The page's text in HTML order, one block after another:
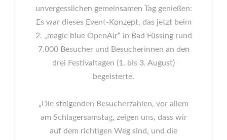
unvergesslichen gemeinsamen Tag genießen:
Es war dieses Event-Konzept, das jetzt beim
2. „magic blue OpenAir“ in Bad Füssing rund
7.000 Besucher und Besucherinnen an den
drei Festivaltagen (1. bis 3. August)
begeisterte.
„Die steigenden Besucherzahlen, vor allem
am Schlagersamstag, zeigen uns, dass wir
auf dem richtigen Weg sind, und die